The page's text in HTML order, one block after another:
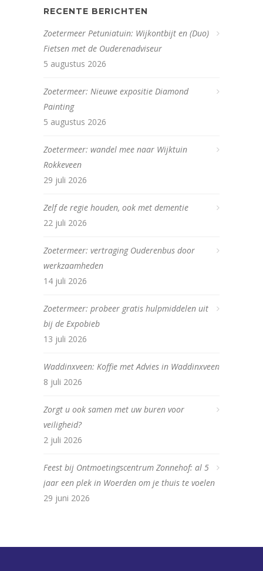
RECENTE BERICHTEN
Zoetermeer Petuniatuin: Wijkontbijt en (Duo)
Fietsen met de Ouderenadviseur
5 augustus 2026
Zoetermeer: Nieuwe expositie Diamond
Painting
5 augustus 2026
Zoetermeer: wandel mee naar Wijktuin
Rokkeveen
29 juli 2026
Zelf de regie houden, ook met dementie
22 juli 2026
Zoetermeer: vertraging Ouderenbus door
werkzaamheden
14 juli 2026
Zoetermeer: probeer gratis hulpmiddelen uit
bij de Expobieb
13 juli 2026
Waddinxveen: Koffie met Advies in Waddinxveen
8 juli 2026
Zorgt u ook samen met uw buren voor
veiligheid?
2 juli 2026
Feest bij Ontmoetingscentrum Zonnehof: al 5
jaar een plek in Woerden om je thuis te voelen
29 juni 2026